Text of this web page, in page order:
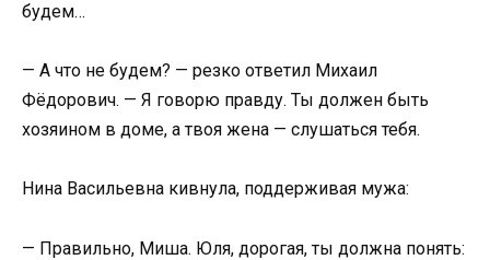
будем…
— А что не будем? — резко ответил Михаил
Фёдорович. — Я говорю правду. Ты должен быть
хозяином в доме, а твоя жена — слушаться тебя.
Нина Васильевна кивнула, поддерживая мужа:
— Правильно, Миша. Юля, дорогая, ты должна понять: